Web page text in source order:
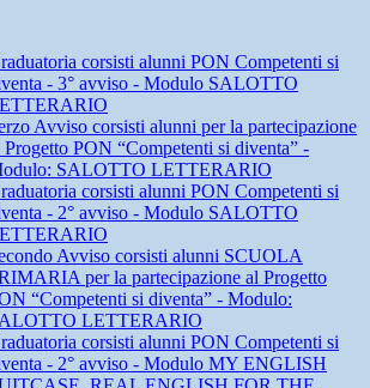
corsisti alunni PON Competenti si
- 3° avviso - Modulo SALOTTO
Avviso corsisti alunni per la partecipazione
Progetto PON “Competenti si diventa” -
SALOTTO LETTERARIO
corsisti alunni PON Competenti si
- 2° avviso - Modulo SALOTTO
Avviso corsisti alunni SCUOLA
per la partecipazione al Progetto
“Competenti si diventa” - Modulo:
LETTERARIO
corsisti alunni PON Competenti si
- 2° avviso - Modulo MY ENGLISH